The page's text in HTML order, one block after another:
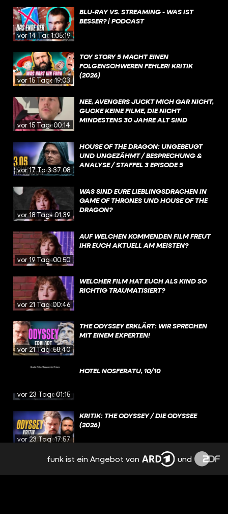
vor 14 Tagen1:05:19
BLU-RAY VS. STREAMING - WAS IST
BESSER? | PODCAST
vor 15 Tagen19:03
TOY STORY 5 MACHT EINEN
FOLGENSCHWEREN FEHLER! KRITIK
(2026)
vor 15 Tagen00:14
NEE, AVENGERS JUCKT MICH GAR NICHT,
GUCKE KEINE FILME, DIE NICHT
MINDESTENS 30 JAHRE ALT SIND
vor 17 Tagen3:37:08
HOUSE OF THE DRAGON: UNGEBEUGT
UND UNGEZÄHMT / BESPRECHUNG &
ANALYSE / STAFFEL 3 EPISODE 5
vor 18 Tagen01:39
WAS SIND EURE LIEBLINGSDRACHEN IN
GAME OF THRONES UND HOUSE OF THE
DRAGON?
vor 19 Tagen00:50
AUF WELCHEN KOMMENDEN FILM FREUT
IHR EUCH AKTUELL AM MEISTEN?
vor 21 Tagen00:46
WELCHER FILM HAT EUCH ALS KIND SO
RICHTIG TRAUMATISIERT?
vor 21 Tagen58:40
THE ODYSSEY ERKLÄRT: WIR SPRECHEN
MIT EINEM EXPERTEN!
vor 23 Tagen01:15
HOTEL NOSFERATU, 10/10
vor 23 Tagen17:57
KRITIK: THE ODYSSEY / DIE ODYSSEE
(2026)
HOUSE OF THE DRAGON: WURDE DIESE
FIGUR VERSAUT? / BESPRECHUNG &
funk ist ein Angebot von und